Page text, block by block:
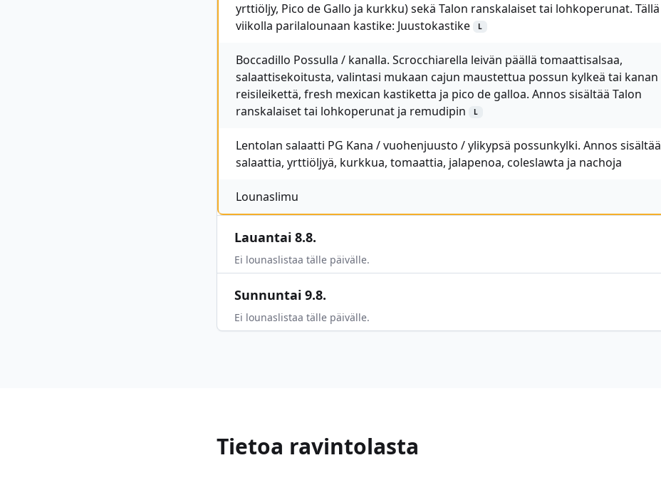
yrttiöljy, Pico de Gallo ja kurkku) sekä Talon ranskalaiset tai lohkoperunat. Tällä
viikolla parilalounaan kastike: Juustokastike
L
Boccadillo Possulla / kanalla. Scrocchiarella leivän päällä tomaattisalsaa,
salaattisekoitusta, valintasi mukaan cajun maustettua possun kylkeä tai kanan
reisileikettä, fresh mexican kastiketta ja pico de galloa. Annos sisältää Talon
ranskalaiset tai lohkoperunat ja remudipin
L
Lentolan salaatti PG Kana / vuohenjuusto / ylikypsä possunkylki. Annos sisältää
salaattia, yrttiöljyä, kurkkua, tomaattia, jalapenoa, coleslawta ja nachoja
Lounaslimu
Lauantai 8.8.
Ei lounaslistaa tälle päivälle.
Sunnuntai 9.8.
Ei lounaslistaa tälle päivälle.
Tietoa ravintolasta